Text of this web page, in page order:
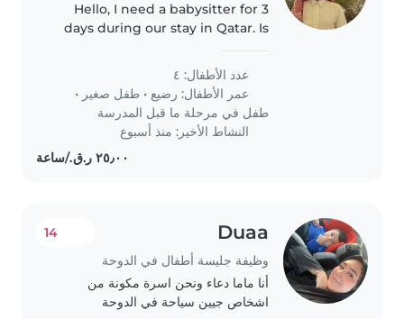
Hello, I need a babysitter for 3
days during our stay in Qatar. Is
عدد الأطفال: ٤
عمر الأطفال: رضيع • طفل صغير •
طفل في مرحلة ما قبل المدرسة
النشاط الأخير: منذ أسبوع
Duaa
وظيفة جليسة أطفال في الدوحة
14
أنا ماما دعاء ونحن اسرة مكونة من
اشخاص جيين سياحة في الدوحة